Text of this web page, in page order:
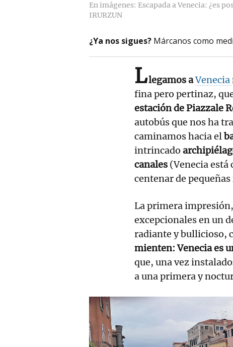
En imágenes: Escapada a Venecia: ¿es
IRURZUN
¿Ya nos sigues? Márcanos como
Llegamos aVenecia
fina pero pertinaz,
estación de Piazzale
autobús que nos ha
caminamos hacia el
intrincado
canales (Venecia está
centenar de
La primera
excepcionales en un
radiante y bullicioso,
mienten: Venecia es
que, una vez
a una primera y